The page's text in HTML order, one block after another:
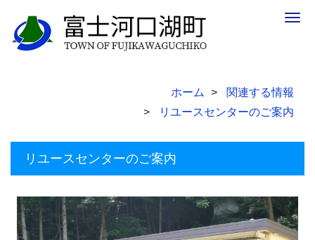
ホーム
関連する情報
リユースセンターのご案内
リユースセンターのご案内